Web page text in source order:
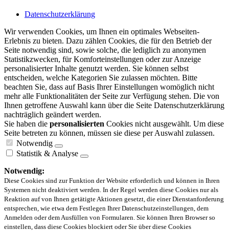
Datenschutzerklärung
Wir verwenden Cookies, um Ihnen ein optimales Webseiten-
Erlebnis zu bieten. Dazu zählen Cookies, die für den Betrieb der
Seite notwendig sind, sowie solche, die lediglich zu anonymen
Statistikzwecken, für Komforteinstellungen oder zur Anzeige
personalisierter Inhalte genutzt werden. Sie können selbst
entscheiden, welche Kategorien Sie zulassen möchten. Bitte
beachten Sie, dass auf Basis Ihrer Einstellungen womöglich nicht
mehr alle Funktionalitäten der Seite zur Verfügung stehen. Die von
Ihnen getroffene Auswahl kann über die Seite Datenschutzerklärung
nachträglich geändert werden.
Sie haben die personalisierten Cookies nicht ausgewählt. Um diese
Seite betreten zu können, müssen sie diese per Auswahl zulassen.
Notwendig
Statistik & Analyse
Notwendig:
Diese Cookies sind zur Funktion der Website erforderlich und können in Ihren
Systemen nicht deaktiviert werden. In der Regel werden diese Cookies nur als
Reaktion auf von Ihnen getätigte Aktionen gesetzt, die einer Dienstanforderung
entsprechen, wie etwa dem Festlegen Ihrer Datenschutzeinstellungen, dem
Anmelden oder dem Ausfüllen von Formularen. Sie können Ihren Browser so
einstellen, dass diese Cookies blockiert oder Sie über diese Cookies